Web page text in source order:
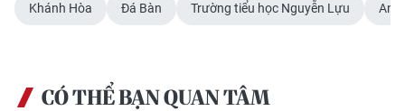
Khánh Hòa Đá Bàn Trường tiểu học Nguyễn Lựu Anh
CÓ THỂ BẠN QUAN TÂM